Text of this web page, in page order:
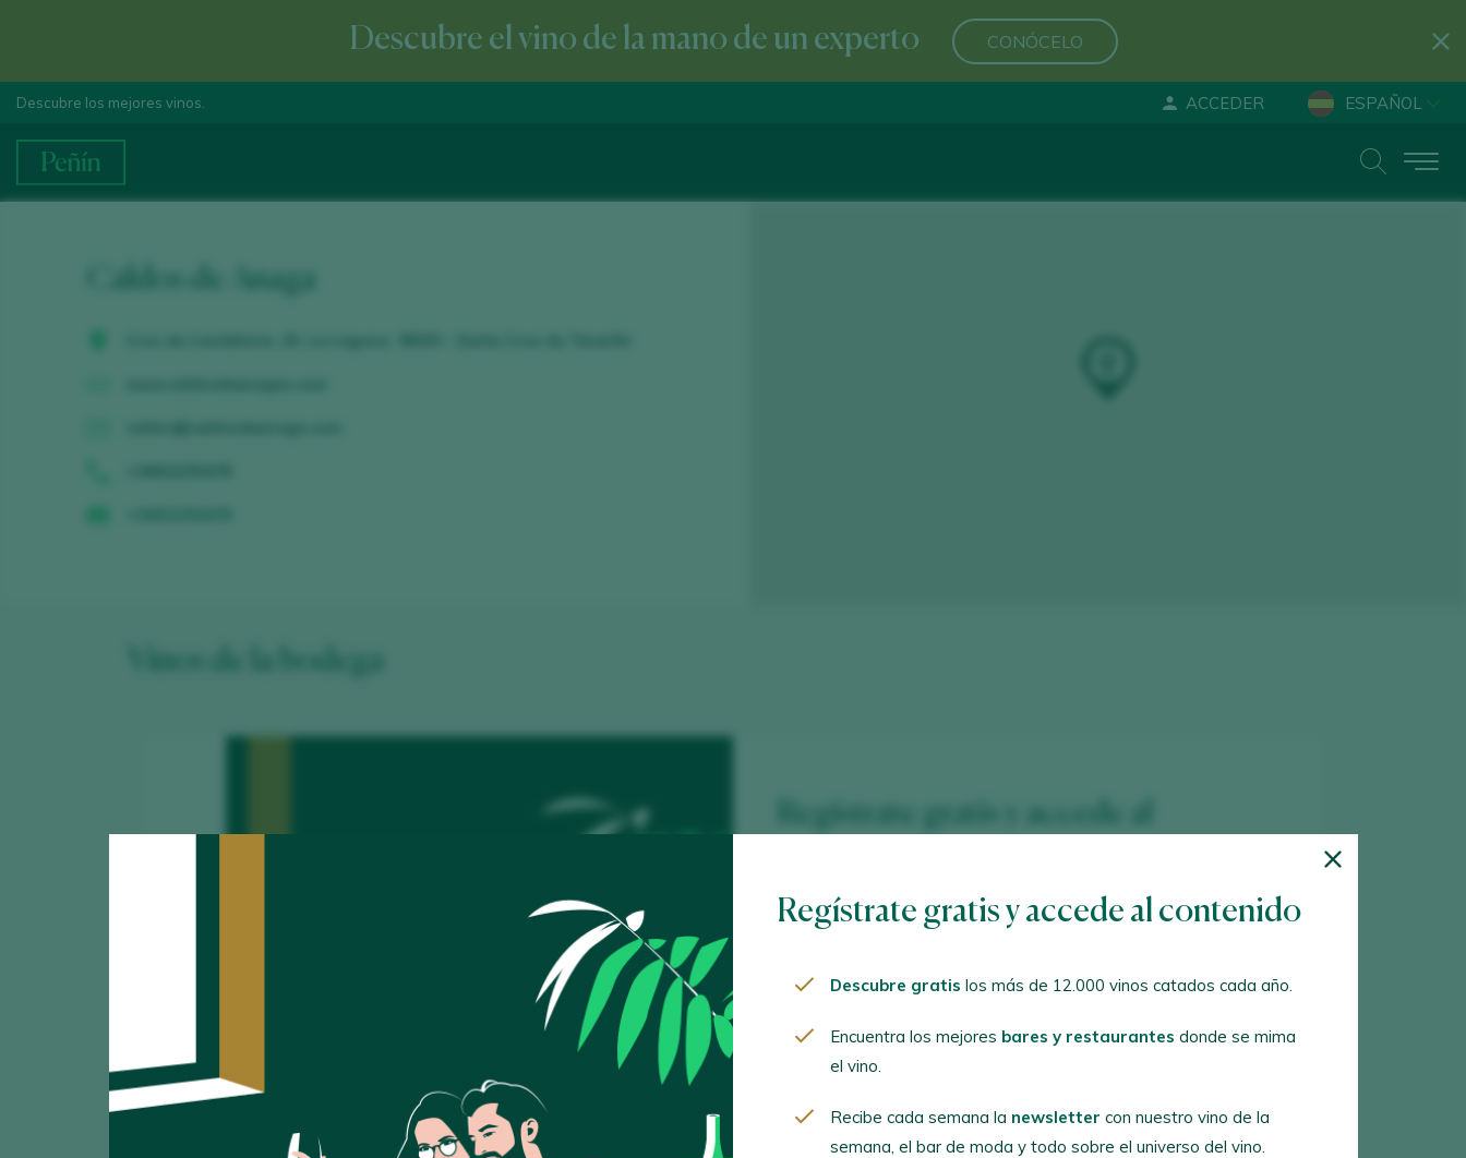
Descubre el vino de la mano de un experto CONÓCELO
Descubre los mejores vinos. ACCEDER ESPAÑOL
ENGLISH
Regístrate gratis y accede al
Descubre gratis los más de 12.000 vinos catados cada año.
Encuentra los mejores bares y restaurantesdonde se
Recibe cada semana la
Regístrate gratis y accede al contenido
Descubre gratis los más de 12.000 vinos catados cada año.
Encuentra los mejores bares y restaurantes donde se mima
el vino.
Recibe cada semana la newsletter con nuestro vino de la
semana, el bar de moda y todo sobre el universo del vino.